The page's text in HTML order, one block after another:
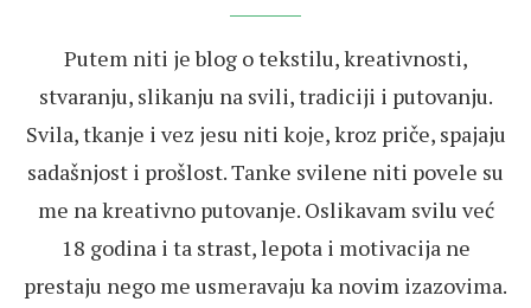
Putem niti je blog o tekstilu, kreativnosti,
stvaranju, slikanju na svili, tradiciji i putovanju.
Svila, tkanje i vez jesu niti koje, kroz priče, spajaju
sadašnjost i prošlost. Tanke svilene niti povele su
me na kreativno putovanje. Oslikavam svilu već
18 godina i ta strast, lepota i motivacija ne
prestaju nego me usmeravaju ka novim izazovima.